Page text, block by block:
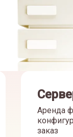
Аренда
заказ